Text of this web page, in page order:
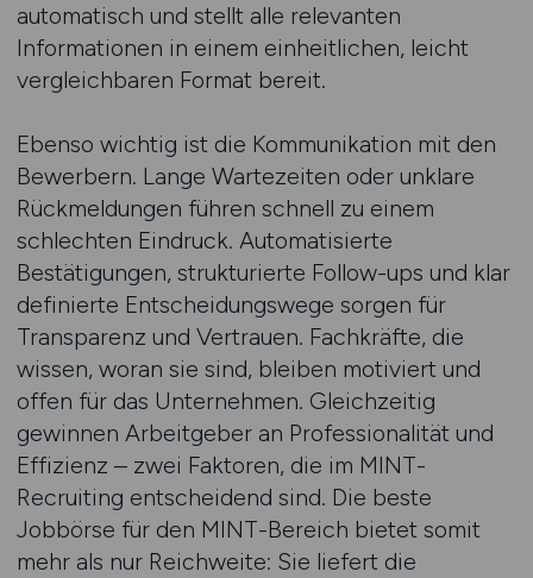
automatisch und stellt alle relevanten
Informationen in einem einheitlichen, leicht
vergleichbaren Format bereit.
Ebenso wichtig ist die Kommunikation mit den
Bewerbern. Lange Wartezeiten oder unklare
Rückmeldungen führen schnell zu einem
schlechten Eindruck. Automatisierte
Bestätigungen, strukturierte Follow-ups und klar
definierte Entscheidungswege sorgen für
Transparenz und Vertrauen. Fachkräfte, die
wissen, woran sie sind, bleiben motiviert und
offen für das Unternehmen. Gleichzeitig
gewinnen Arbeitgeber an Professionalität und
Effizienz – zwei Faktoren, die im MINT-
Recruiting entscheidend sind. Die beste
Jobbörse für den MINT-Bereich bietet somit
mehr als nur Reichweite: Sie liefert die